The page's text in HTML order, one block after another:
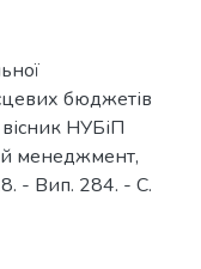
бюджетів
НУБіП
менеджмент,
- Вип. 284. - С.